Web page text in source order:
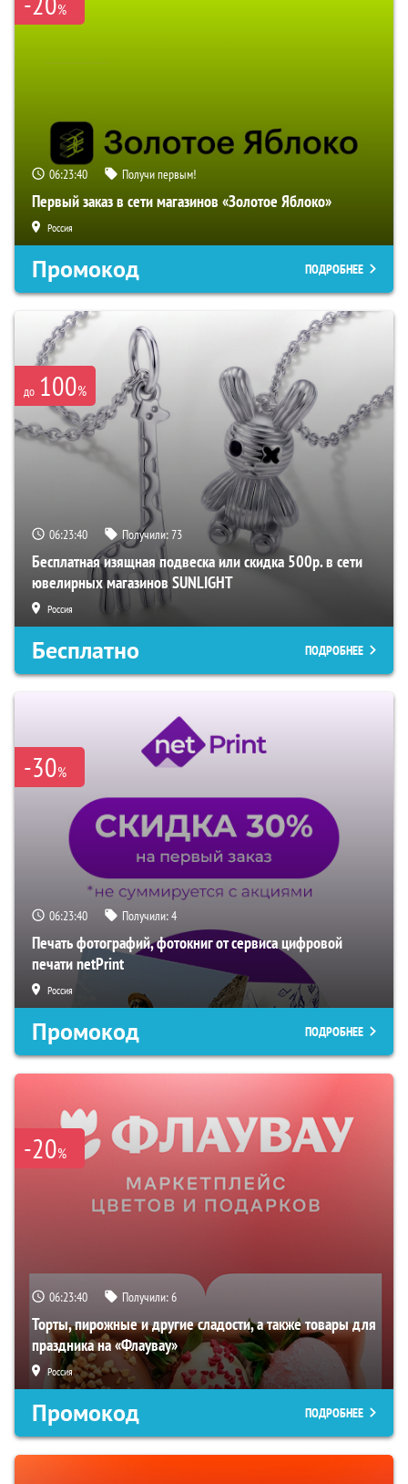
%
06:23:39 Получи первым!
Первый заказ в сети магазинов «Золотое Яблоко»
Россия
Промокод ПОДРОБНЕЕ
до 100%
06:23:39 Получили:73
Бесплатная изящная подвеска или скидка 500р. в сети
ювелирных магазинов SUNLIGHT
Россия
Бесплатно ПОДРОБНЕЕ
-30%
06:23:39 Получили:4
Печать фотографий, фотокниг от сервиса цифровой
печати netPrint
Россия
Промокод ПОДРОБНЕЕ
-20%
06:23:39 Получили:6
Торты, пирожные и другие сладости, а также товары для
праздника на «Флаувау»
Россия
Промокод ПОДРОБНЕЕ